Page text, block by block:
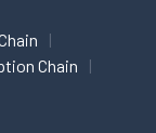
Chain